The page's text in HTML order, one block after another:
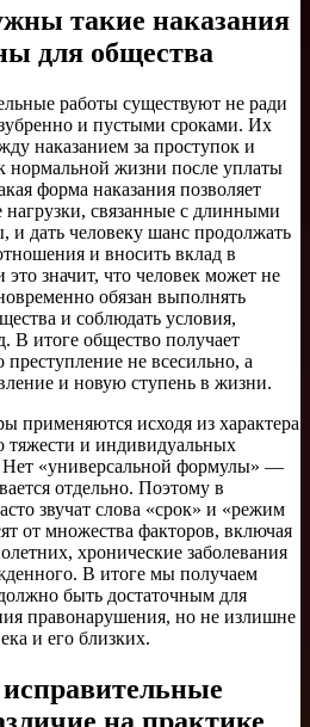
такие наказания
для общества
работы существуют не ради
и пустыми сроками. Их
наказанием за проступок и
нормальной жизни после уплаты
форма наказания позволяет
связанные с длинными
и дать человеку шанс продолжать
и вносить вклад в
значит, что человек может не
обязан выполнять
и соблюдать условия,
В итоге общество получает
не всесильно, а
и новую ступень в жизни.
применяются исходя из характера
тяжести и индивидуальных
Нет «универсальной формулы» —
отдельно. Поэтому в
звучат слова «срок» и «режим
от множества факторов, включая
хронические заболевания
В итоге мы получаем
быть достаточным для
правонарушения, но не излишне
и его близких.
на практике